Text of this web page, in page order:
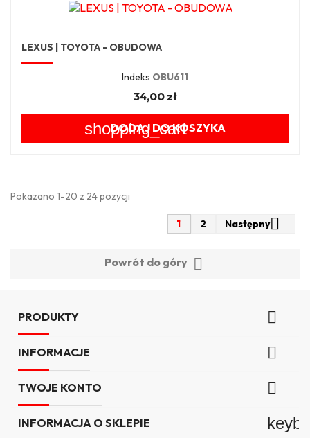
LEXUS | TOYOTA - OBUDOWA
Indeks OBU611
34,00 zł
shopping_cart
DODAJ DO KOSZYKA
Pokazano 1-20 z 24 pozycji
1 2 Następny
Powrót do góry 
PRODUKTY 
INFORMACJE 
TWOJE KONTO 
INFORMACJA O SKLEPIE